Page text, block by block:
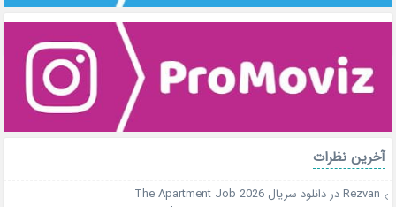
آخرین نظرات
Rezvanدردانلود سریال The Apartment Job 2026